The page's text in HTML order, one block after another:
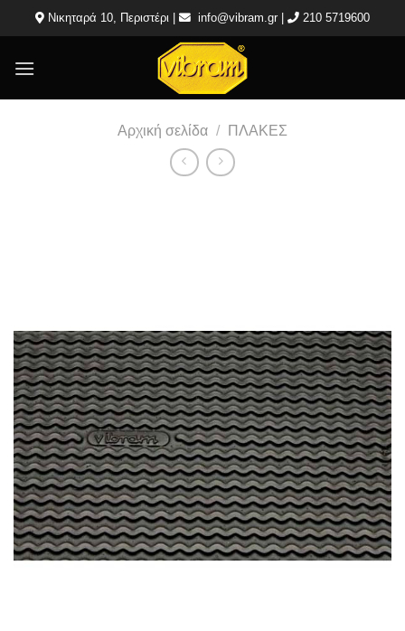
Μετάβαση
στο
Νικηταρά 10, Περιστέρι | info@vibram.gr 210 5719600
Αρχική σελίδα / ΠΛΑΚΕΣ